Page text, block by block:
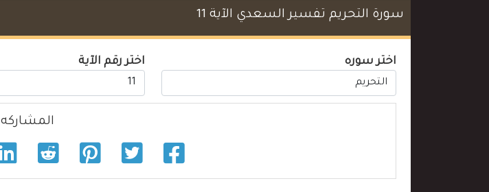
سورة التحريم تفسير السعدي الآية 11
اختر سوره اختر رقم الآية
المشاركه